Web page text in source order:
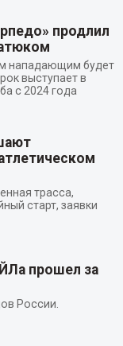
продлил
нападающим будет
выступает в
с 2024 года
трасса,
старт, заявки
прошел за
России.